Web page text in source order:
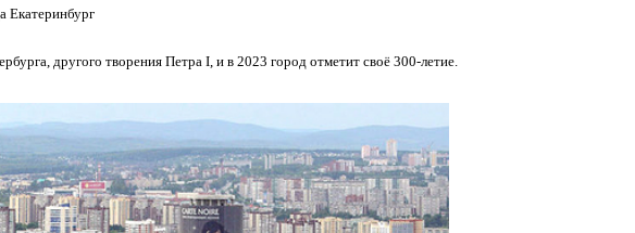
Екатеринбург
другого творения Петра I, и в 2023 город отметит своё 300-летие.